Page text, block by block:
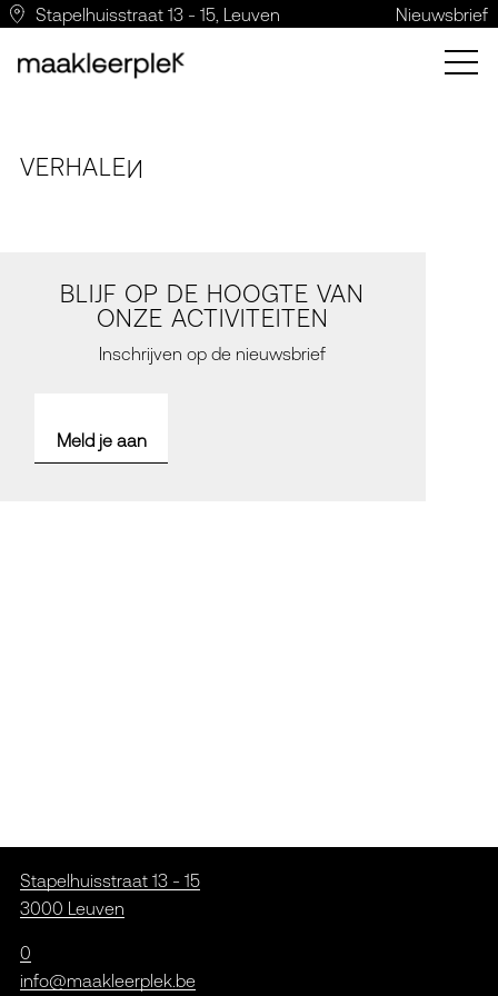
Stapelhuisstraat 13 - 15, Leuven Nieuwsbrief
VERHALEN
BLIJF OP DE HOOGTE VAN
ONZE ACTIVITEITEN
Inschrijven op de nieuwsbrief
Meld je aan
Stapelhuisstraat 13 - 15
3000 Leuven
0
info@maakleerplek.be